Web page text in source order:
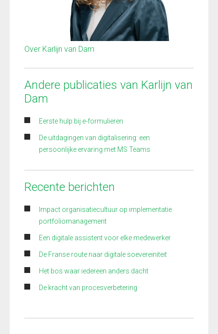
Over Karlijn van Dam
Andere publicaties van Karlijn van
Dam
Eerste hulp bij e-formulieren
De uitdagingen van digitalisering: een
persoonlijke ervaring met MS Teams
Recente berichten
Impact organisatiecultuur op implementatie
portfoliomanagement
Een digitale assistent voor elke medewerker
De Franse route naar digitale soevereiniteit
Het bos waar iedereen anders dacht
De kracht van procesverbetering